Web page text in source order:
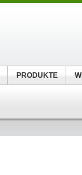
PRODUKTE